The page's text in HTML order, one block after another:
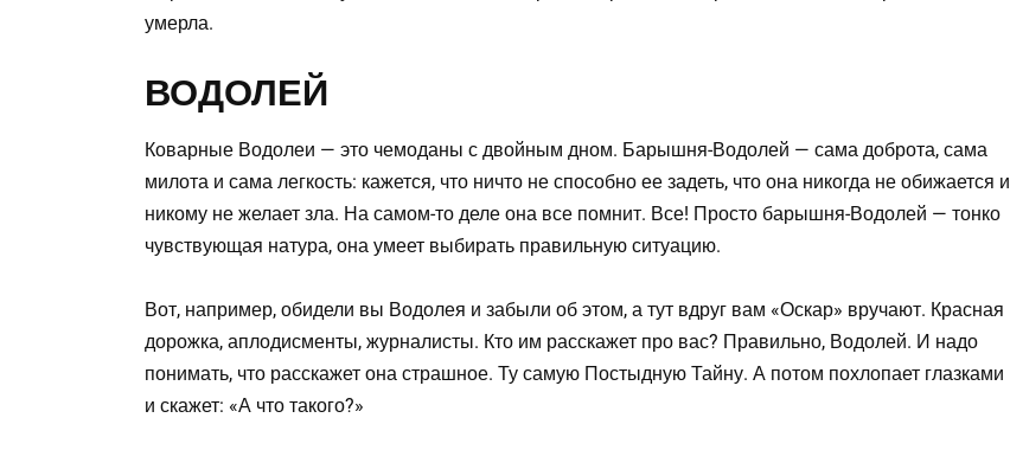
умерла.
ВОДОЛЕЙ
Коварные Водолеи — это чемоданы с двойным дном. Барышня-Водолей — сама доброта, сама
милота и сама легкость: кажется, что ничто не способно ее задеть, что она никогда не обижается и
никому не желает зла. На самом-то деле она все помнит. Все! Просто барышня-Водолей — тонко
чувствующая натура, она умеет выбирать правильную ситуацию.
Вот, например, обидели вы Водолея и забыли об этом, а тут вдруг вам «Оскар» вручают. Красная
дорожка, аплодисменты, журналисты. Кто им расскажет про вас? Правильно, Водолей. И надо
понимать, что расскажет она страшное. Ту самую Постыдную Тайну. А потом похлопает глазками
и скажет: «А что такого?»